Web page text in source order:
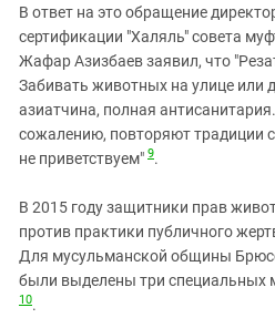
В ответ на это обращение
сертификации "Халяль" совета
Жафар Азизбаев заявил, что
Забивать животных на улице или
азиатчина, полная
сожалению, повторяют традиции
не приветствуем" 9.
В 2015 году защитники прав
против практики публичного
Для мусульманской общины
были выделены три специальных
10.